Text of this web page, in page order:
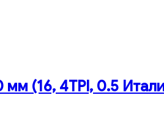
(16, 4TPI, 0.5